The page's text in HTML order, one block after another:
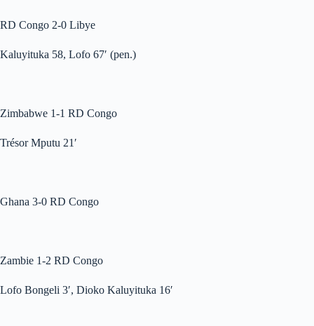
RD Congo 2-0 Libye
Kaluyituka 58, Lofo 67′ (pen.)
Zimbabwe 1-1 RD Congo
Trésor Mputu 21′
Ghana 3-0 RD Congo
Zambie 1-2 RD Congo
Lofo Bongeli 3′, Dioko Kaluyituka 16′